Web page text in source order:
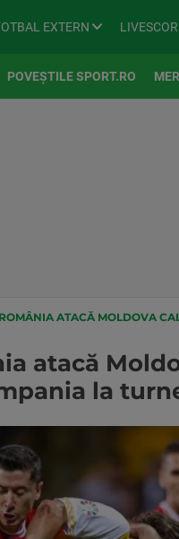
EXTERN
POVEȘTILE SPORT.RO
MOLDOVA CALIFICAREA LA
atacă
la